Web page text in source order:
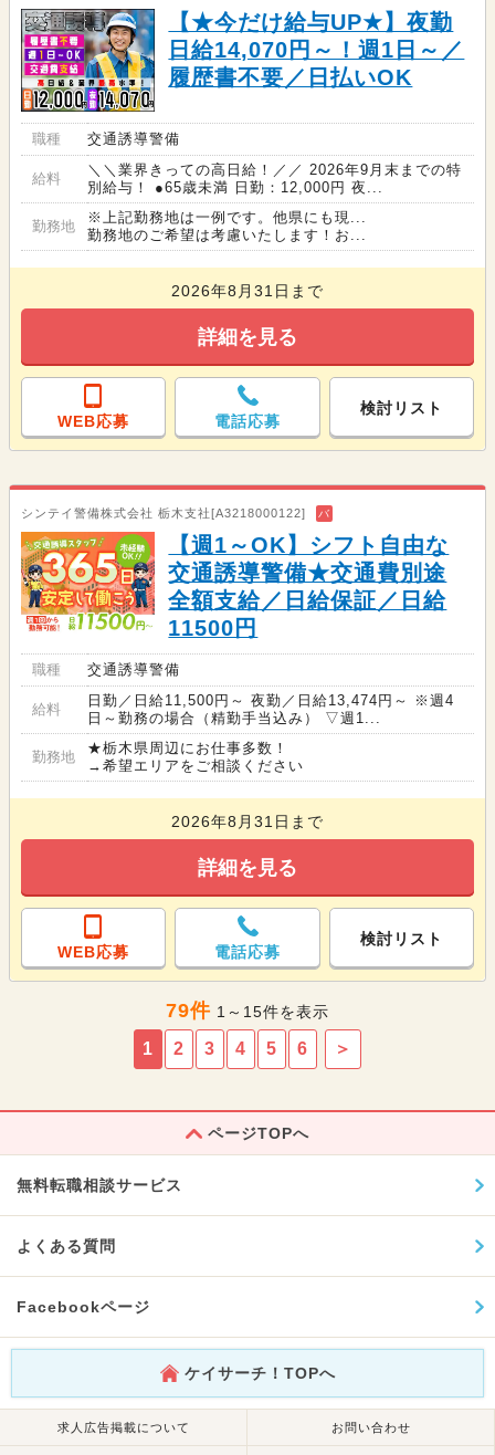
【★今だけ給与UP★】夜勤
日給14,070円～！週1日～／
履歴書不要／日払いOK
職種 交通誘導警備
給料
＼＼業界きっての高日給！／／ 2026年9月末までの特
別給与！ ●65歳未満 日勤：12,000円 夜...
勤務地
※上記勤務地は一例です。他県にも現...
勤務地のご希望は考慮いたします！お...
2026年8月31日まで
詳細を見る
WEB応募 電話応募
検討リスト
シンテイ警備株式会社 栃木支社[A3218000122] バ
【週1～OK】シフト自由な
交通誘導警備★交通費別途
全額支給／日給保証／日給
11500円
職種 交通誘導警備
給料
日勤／日給11,500円～ 夜勤／日給13,474円～ ※週4
日～勤務の場合（精勤手当込み） ▽週1...
勤務地
★栃木県周辺にお仕事多数！
→希望エリアをご相談ください
2026年8月31日まで
詳細を見る
WEB応募 電話応募
検討リスト
79件 1～15件を表示
1 2 3 4 5 6 ＞
ページTOPへ
無料転職相談サービス
よくある質問
Facebookページ
ケイサーチ！TOPへ
求人広告掲載について お問い合わせ